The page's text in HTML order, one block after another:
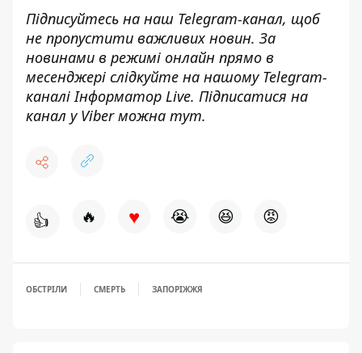
Підписуйтесь на наш Telegram-канал, щоб
не пропустити важливих новин. За
новинами в режимі онлайн прямо в
месенджері слідкуйте на нашому Telegram-
каналіІнформатор Live. Підписатися на
канал у Viber можна тут.
👍 🔥 ♥ 😭 😆 😡
ОБСТРІЛИ СМЕРТЬ ЗАПОРІЖЖЯ